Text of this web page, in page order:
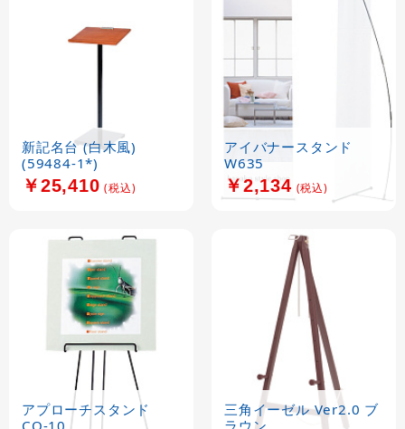
新記名台 (白木風)
(59484-1*)
￥25,410 (税込)
アイバナースタンド
W635
￥2,134 (税込)
アプローチスタンド
CQ-10
三角イーゼル Ver2.0 ブ
ラウン